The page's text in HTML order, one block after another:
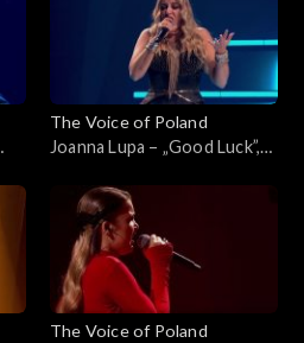
The Voice of Poland
Joanna Lupa – „Good Luck”,
15 listopada 2025
The Voice of Poland